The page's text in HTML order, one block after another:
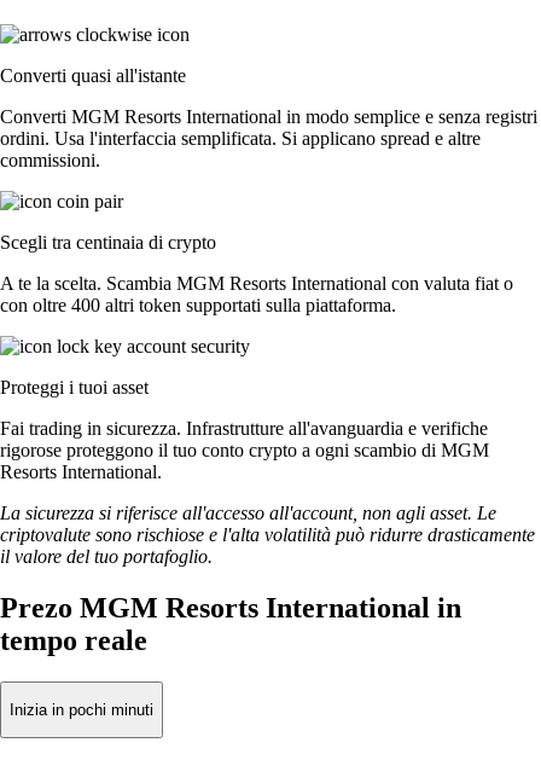
Converti quasi all'istante
Converti MGM Resorts International in modo semplice e senza registri
ordini. Usa l'interfaccia semplificata. Si applicano spread e altre
commissioni.
Scegli tra centinaia di crypto
A te la scelta. Scambia MGM Resorts International con valuta fiat o
con oltre 400 altri token supportati sulla piattaforma.
Proteggi i tuoi asset
Fai trading in sicurezza. Infrastrutture all'avanguardia e verifiche
rigorose proteggono il tuo conto crypto a ogni scambio di MGM
Resorts International.
La sicurezza si riferisce all'accesso all'account, non agli asset. Le
criptovalute sono rischiose e l'alta volatilità può ridurre drasticamente
il valore del tuo portafoglio.
Prezo MGM Resorts International in
tempo reale
Inizia in pochi minuti